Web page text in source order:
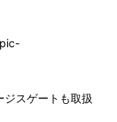
ジスゲートも取扱